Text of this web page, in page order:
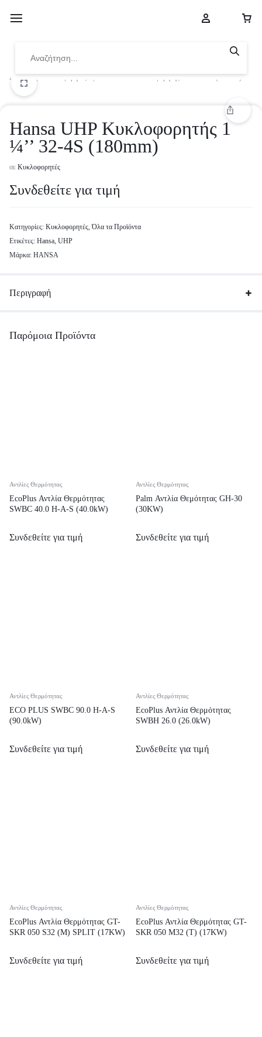
Αρχική
Hansa UHP Κυκλοφορητής 1
¼’’ 32-4S (180mm)
σε Κυκλοφορητές
Συνδεθείτε για τιμή
Κατηγορίες: Κυκλοφορητές,Όλα τα Προϊόντα
Ετικέτες: Hansa, UHP
Μάρκα: HANSA
Περιγραφή
Παρόμοια Προϊόντα
Αντλίες Θερμότητας
EcoPlus Αντλία Θερμότητας
SWBC 40.0 H-A-S (40.0kW)
Συνδεθείτε για τιμή
Αντλίες Θερμότητας
Palm Αντλία Θεμότητας GH-30
(30KW)
Συνδεθείτε για τιμή
Αντλίες Θερμότητας
ECO PLUS SWBC 90.0 H-A-S
(90.0kW)
Συνδεθείτε για τιμή
Αντλίες Θερμότητας
EcoPlus Αντλία Θερμότητας
SWBH 26.0 (26.0kW)
Συνδεθείτε για τιμή
Αντλίες Θερμότητας
EcoPlus Αντλία Θερμότητας GT-
SKR 050 S32 (M) SPLIT (17KW)
Συνδεθείτε για τιμή
Αντλίες Θερμότητας
EcoPlus Αντλία Θερμότητας GT-
SKR 050 M32 (T) (17KW)
Συνδεθείτε για τιμή